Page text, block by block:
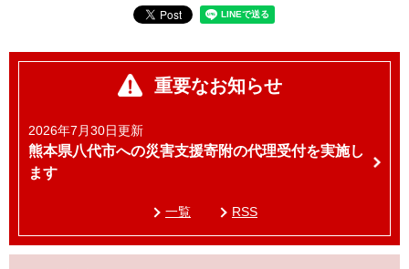
重要なお知らせ
2026年7月30日更新
熊本県八代市への災害支援寄附の代理受付を実施し
ます
一覧 RSS